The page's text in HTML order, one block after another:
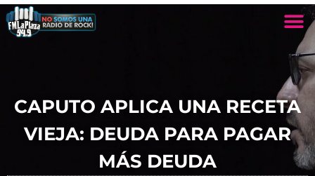
CAPUTO APLICA UNA RECETA
VIEJA: DEUDA PARA PAGAR
MÁS DEUDA